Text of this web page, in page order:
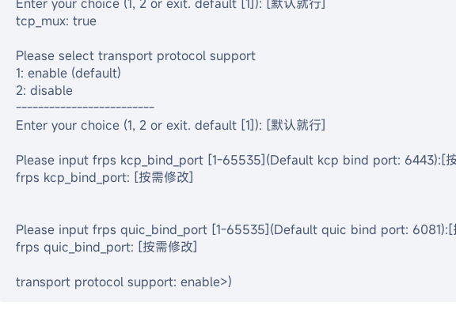
tcp_mux: true
Please select transport protocol support
1: enable (default)
2: disable
-------------------------
Enter your choice (1, 2 or exit. default [1]): [默认就行]
Please input frps kcp_bind_port [1-65535](Default kcp bind port: 6443):[
frps kcp_bind_port: [按需修改]
Please input frps quic_bind_port [1-65535](Default quic bind port: 6081):[
frps quic_bind_port: [按需修改]
transport protocol support: enable>)